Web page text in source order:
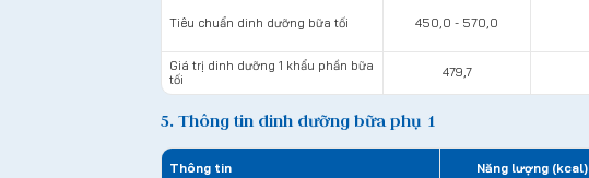
Tiêu chuẩn dinh dưỡng bữa tối 450,0 - 570,0
Giá trị dinh dưỡng 1 khẩu phần bữa
tối
479,7
5. Thông tin dinh dưỡng bữa phụ 1
Thông tin Năng lượng (kcal)